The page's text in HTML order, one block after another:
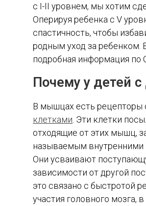
с I-II уровнем, мы хотим
Оперируя ребенка с V
спастичность, чтобы
родным уход за ребенком.
подробная информация по
Почему у детей
В мышцах есть рецепторы
клетками . Эти клетки
отходящие от этих мышц,
называемым внутренними
Они усваивают
зависимости от другой
это связано с быстротой
участия головного мозга,